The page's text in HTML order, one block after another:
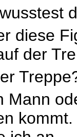
diese
der
Mann